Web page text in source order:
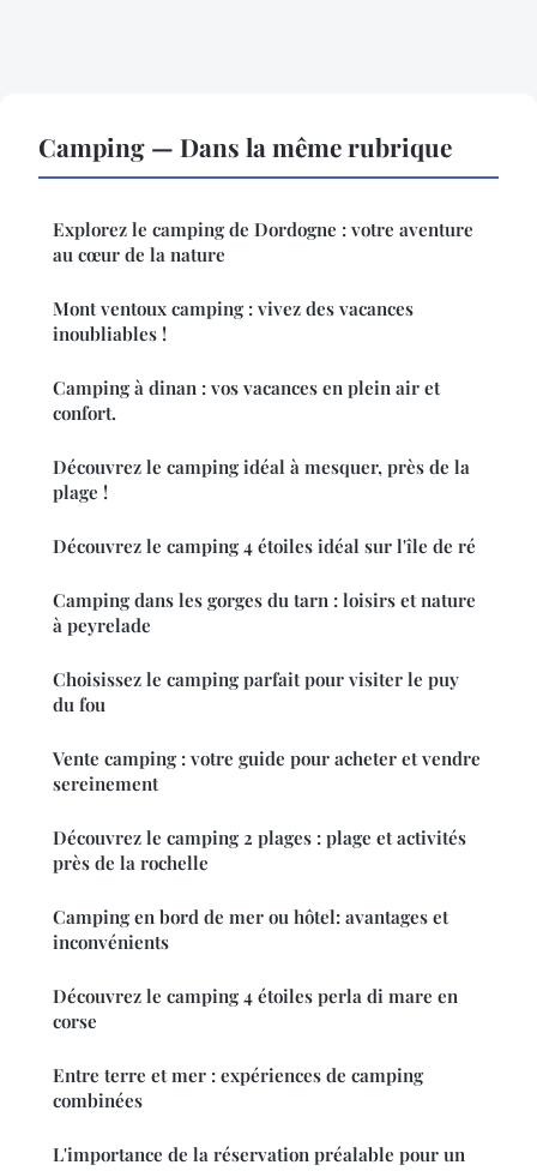
Camping — Dans la même rubrique
Explorez le camping de Dordogne : votre aventure
au cœur de la nature
Mont ventoux camping : vivez des vacances
inoubliables !
Camping à dinan : vos vacances en plein air et
confort.
Découvrez le camping idéal à mesquer, près de la
plage !
Découvrez le camping 4 étoiles idéal sur l'île de ré
Camping dans les gorges du tarn : loisirs et nature
à peyrelade
Choisissez le camping parfait pour visiter le puy
du fou
Vente camping : votre guide pour acheter et vendre
sereinement
Découvrez le camping 2 plages : plage et activités
près de la rochelle
Camping en bord de mer ou hôtel: avantages et
inconvénients
Découvrez le camping 4 étoiles perla di mare en
corse
Entre terre et mer : expériences de camping
combinées
L'importance de la réservation préalable pour un